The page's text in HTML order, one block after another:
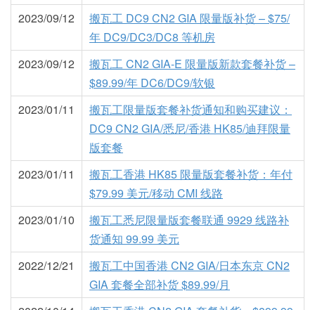
2023/09/12
搬瓦工 DC9 CN2 GIA 限量版补货 – $75/
年 DC9/DC3/DC8 等机房
2023/09/12
搬瓦工 CN2 GIA-E 限量版新款套餐补货 –
$89.99/年 DC6/DC9/软银
2023/01/11
搬瓦工限量版套餐补货通知和购买建议：
DC9 CN2 GIA/悉尼/香港 HK85/迪拜限量
版套餐
2023/01/11
搬瓦工香港 HK85 限量版套餐补货：年付
$79.99 美元/移动 CMI 线路
2023/01/10
搬瓦工悉尼限量版套餐联通 9929 线路补
货通知 99.99 美元
2022/12/21
搬瓦工中国香港 CN2 GIA/日本东京 CN2
GIA 套餐全部补货 $89.99/月